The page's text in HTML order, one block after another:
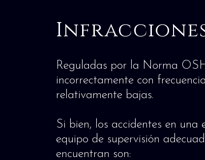
Infracciones
Reguladas por la Norma
incorrectamente con
relativamente bajas.
Si bien, los accidentes en una
equipo de supervisión
encuentran son: